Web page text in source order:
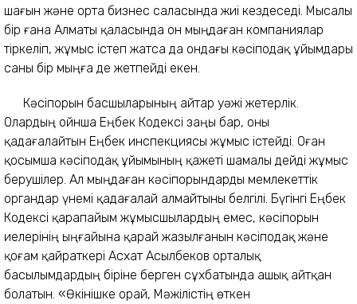
шағын және орта бизнес саласында жиі кездеседі. Мысалы
бір ғана Алматы қаласында он мыңдаған компаниялар
тіркеліп, жұмыс істеп жатса да ондағы кәсіподақ ұйымдары
саны бір мыңға де жетпейді екен.
Кәсіпорын басшыларының айтар уәжі жетерлік.
Олардың ойнша Еңбек Кодексі заңы бар, оны
қадағалайтын Еңбек инспекциясы жұмыс істейді. Оған
қосымша кәсіподақ ұйымының қажеті шамалы дейді жұмыс
берушілер. Ал мыңдаған кәсіпорындарды мемлекеттік
органдар үнемі қадағалай алмайтыны белгілі. Бүгінгі Еңбек
Кодексі қарапайым жұмысшылардың емес, кәсіпорын
иелерінің ыңғайына қарай жазылғанын кәсіподақ және
қоғам қайраткері Асхат Асылбеков орталық
басылымдардың біріне берген сұхбатында ашық айтқан
болатын. «Өкінішке орай, Мәжілістің өткен